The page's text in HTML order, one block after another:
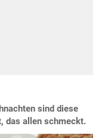
sind diese
das allen schmeckt.